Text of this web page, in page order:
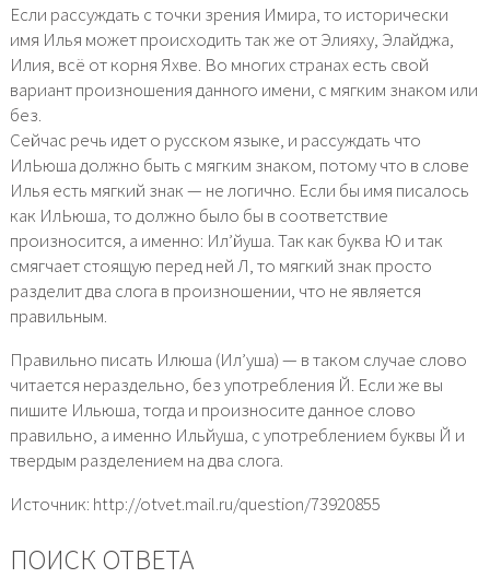
Если рассуждать с точки зрения Имира, то исторически
имя Илья может происходить так же от Элияху, Элайджа,
Илия, всё от корня Яхве. Во многих странах есть свой
вариант произношения данного имени, с мягким знаком или
без.
Сейчас речь идет о русском языке, и рассуждать что
ИлЬюша должно быть с мягким знаком, потому что в слове
Илья есть мягкий знак — не логично. Если бы имя писалось
как ИлЬюша, то должно было бы в соответствие
произносится, а именно: Ил’йуша. Так как буква Ю и так
смягчает стоящую перед ней Л, то мягкий знак просто
разделит два слога в произношении, что не является
правильным.
Правильно писать Илюша (Ил’уша) — в таком случае слово
читается нераздельно, без употребления Й. Если же вы
пишите Ильюша, тогда и произносите данное слово
правильно, а именно Ильйуша, с употреблением буквы Й и
твердым разделением на два слога.
Источник: http://otvet.mail.ru/question/73920855
ПОИСК ОТВЕТА